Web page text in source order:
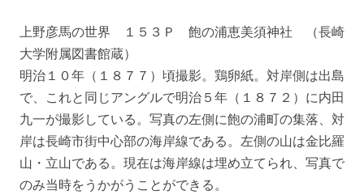
上野彦馬の世界 １５３Ｐ 飽の浦恵美須神社 （長崎
大学附属図書館蔵）
明治１０年（１８７７）頃撮影。鶏卵紙。対岸側は出島
で、これと同じアングルで明治５年（１８７２）に内田
九一が撮影している。写真の左側に飽の浦町の集落、対
岸は長崎市街中心部の海岸線である。左側の山は金比羅
山・立山である。現在は海岸線は埋め立てられ、写真で
のみ当時をうかがうことができる。